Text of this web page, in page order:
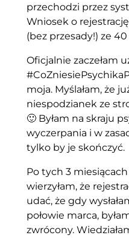
przechodzi przez
Wniosek o rejestrację
(bez przesady!) ze 40
Oficjalnie zaczełam
moja. Myślałam, że
niespodzianek ze
🙂 Byłam na skraju
wyczerpania i w
tylko by je skończyć.
Po tych 3
wierzyłam, że
udać, że gdy
połowie marca,
zwrócony.